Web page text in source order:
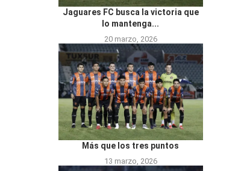
Jaguares FC busca la victoria que
lo mantenga...
20 marzo, 2026
Más que los tres puntos
13 marzo, 2026